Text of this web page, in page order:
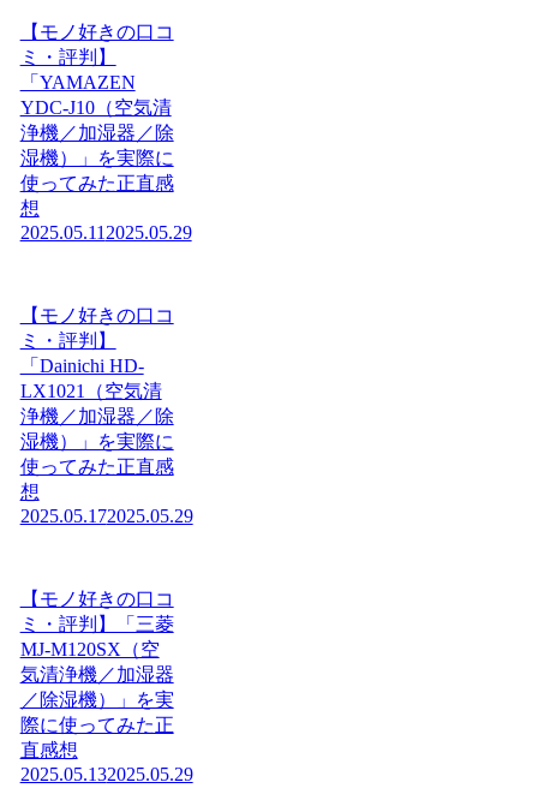
【モノ好きの口コ
ミ・評判】
「YAMAZEN
YDC-J10（空気清
浄機／加湿器／除
湿機）」を実際に
使ってみた正直感
想
2025.05.11 2025.05.29
【モノ好きの口コ
ミ・評判】
「Dainichi HD-
LX1021（空気清
浄機／加湿器／除
湿機）」を実際に
使ってみた正直感
想
2025.05.172025.05.29
【モノ好きの口コ
ミ・評判】「三菱
MJ-M120SX（空
気清浄機／加湿器
／除湿機）」を実
際に使ってみた正
直感想
2025.05.132025.05.29